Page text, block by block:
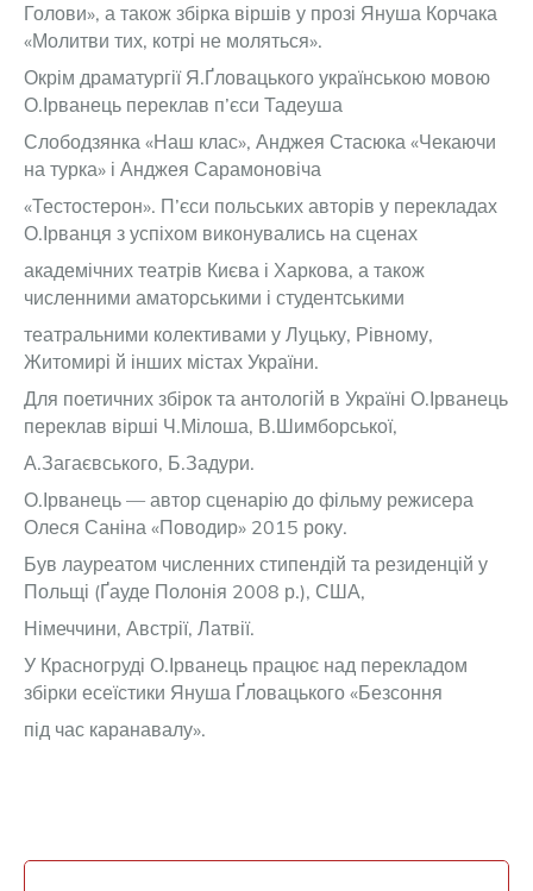
Голови», а також збірка віршів у прозі Януша Корчака
«Молитви тих, котрі не моляться».
Окрім драматургії Я.Ґловацького українською мовою
О.Ірванець переклав п’єси Тадеуша
Слободзянка «Наш клас», Анджея Стасюка «Чекаючи
на турка» і Анджея Сарамоновіча
«Тестостерон». П’єси польських авторів у перекладах
О.Ірванця з успіхом виконувались на сценах
академічних театрів Києва і Харкова, а також
численними аматорськими і студентськими
театральними колективами у Луцьку, Рівному,
Житомирі й інших містах України.
Для поетичних збірок та антологій в Україні О.Ірванець
переклав вірші Ч.Мілоша, В.Шимборської,
А.Загаєвського, Б.Задури.
О.Ірванець — автор сценарію до фільму режисера
Олеся Саніна «Поводир» 2015 року.
Був лауреатом численних стипендій та резиденцій у
Польщі (Ґауде Полонія 2008 р.), США,
Німеччини, Австрії, Латвії.
У Красногруді О.Ірванець працює над перекладом
збірки есеїстики Януша Ґловацького «Безсоння
під час каранавалу».